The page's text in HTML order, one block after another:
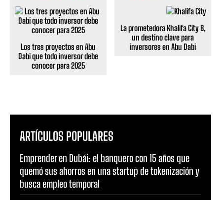
Los tres proyectos en Abu
Dabi que todo inversor debe
conocer para 2025
La prometedora Khalifa City B,
un destino clave para
inversores en Abu Dabi
ARTÍCULOS POPULARES
Emprender en Dubái: el banquero con 15 años que
quemó sus ahorros en una startup de tokenización y
busca empleo temporal